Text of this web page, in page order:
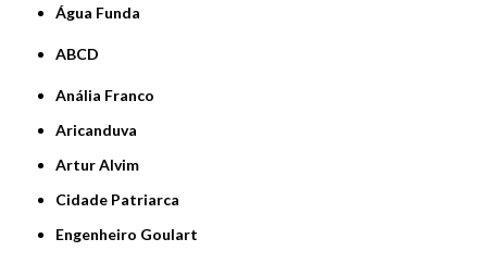
Água Funda
ABCD
Anália Franco
Aricanduva
Artur Alvim
Cidade Patriarca
Engenheiro Goulart